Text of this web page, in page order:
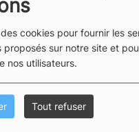
cookies pour fournir les
proposés sur notre site et
nos utilisateurs.
Tout refuser